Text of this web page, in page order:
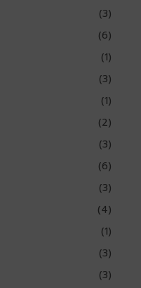
(3)
(6)
(1)
(3)
(1)
(2)
(3)
(6)
(3)
(4)
(1)
(3)
(3)